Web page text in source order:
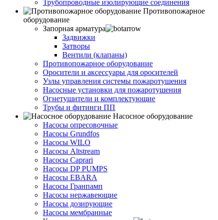
Трубопроводные изолирующие соединения
Противопожарное
оборудование
Запорная арматура
Задвижки
Затворы
Вентили (клапаны)
Противопожарное оборудование
Оросители и аксессуары для оросителей
Узлы управления системы пожаротушения
Насосные установки для пожаротушения
Огнетушители и комплектующие
Трубы и фитинги ПП
Насосное оборудование
Насосы опресовочные
Насосы Grundfos
Насосы WILO
Насосы Altstream
Насосы Caprari
Насосы DP PUMPS
Насосы EBARA
Насосы Гранпамп
Насосы нержавеющие
Насосы дозирующие
Насосы мембранные